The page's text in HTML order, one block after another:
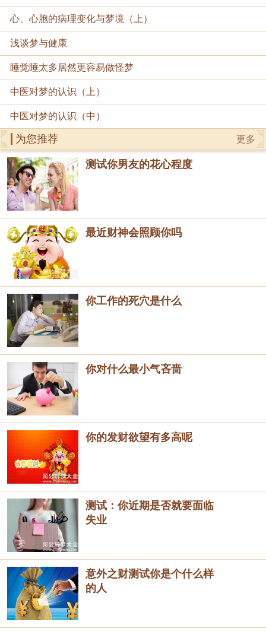
心、心胞的病理变化与梦境（上）
浅谈梦与健康
睡觉睡太多居然更容易做怪梦
中医对梦的认识（上）
中医对梦的认识（中）
更多
为您推荐
测试你男友的花心程度
最近财神会照顾你吗
你工作的死穴是什么
你对什么最小气吝啬
你的发财欲望有多高呢
测试：你近期是否就要面临
失业
意外之财测试你是个什么样
的人